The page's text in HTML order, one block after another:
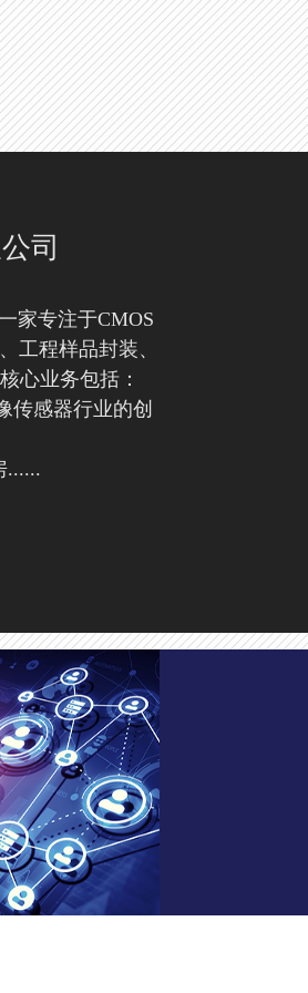
司
家专注于CMOS
工程样品封装、
心业务包括：
传感器行业的创
......